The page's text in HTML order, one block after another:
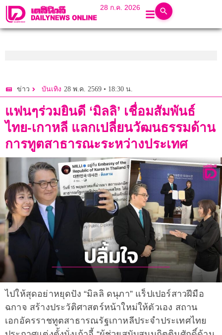
28 ก.ค. 2026
ข่าว บันเทิง 28 พ.ค. 2569 • 18:30 น.
แฟนๆร่วมยินดี ‘มิลลิ’ เชื่อมสัมพันธ์
ไทย-เกาหลี แลกเปลี่ยนวัฒนธรรมด้าน
การทูตสาธารณะระหว่างประเทศ
ไปให้สุดอย่าหยุดปัง “มิลลิ ดนุภา” แร็ปเปอร์สาวฝีมือ
ฉกาจ สร้างประวัติศาสตร์หน้าใหม่ให้ตัวเอง สถาน
เอกอัครราชทูตสาธารณรัฐเกาหลีประจำประเทศไทย